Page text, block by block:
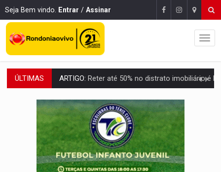
Seja Bem vindo. Entrar / Assinar
ÚLTIMAS DO HOSPITAL AO CAMPO: Veja as mais de 200 ações de Marcos
EXPANSÃO:Grupo Nova Era amplia presença em PVH e transforma Aramix
ROTA GLOBAL:PCC amplia presença internacional e transforma Brasil em
CONEXÃO RONDONIAOVIVO:Museólogo Antônio Ocampo conduz a história de
EXTENSÃO DE DANOS:Ferroviários pedem ao Iphan recuperação de área